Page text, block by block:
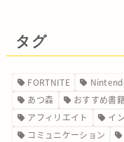
タグ
FORTNITE
あつ森
おすすめ書
アフィリエイト
イ
コミュニケーション